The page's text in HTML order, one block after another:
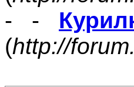
- -
(http://